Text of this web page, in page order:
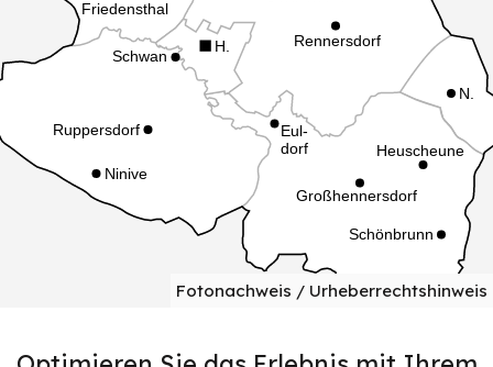
Fotonachweis / Urheberrechtshinweis